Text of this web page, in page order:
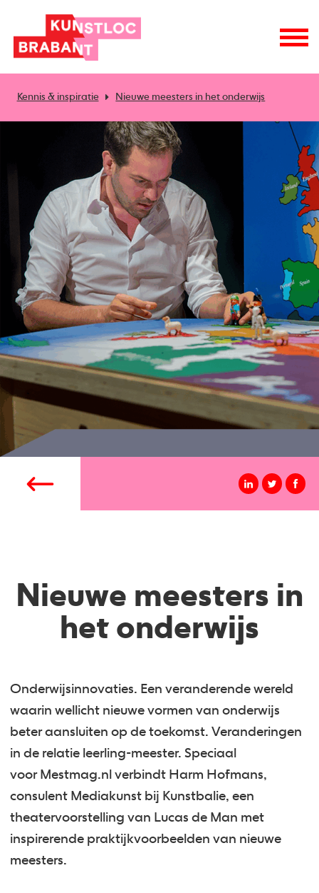
Kennis & inspiratie Nieuwe meesters in het onderwijs
Nieuwe meesters in
het onderwijs
Onderwijsinnovaties. Een veranderende wereld
waarin wellicht nieuwe vormen van onderwijs
beter aansluiten op de toekomst. Veranderingen
in de relatie leerling-meester. Speciaal
voor Mestmag.nl verbindt Harm Hofmans,
consulent Mediakunst bij Kunstbalie, een
theatervoorstelling van Lucas de Man met
inspirerende praktijkvoorbeelden van nieuwe
meesters.